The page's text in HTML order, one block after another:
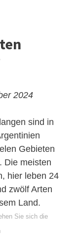
2024
sind in
Gebieten
Die meisten
hier leben 24
zwölf Arten
Land.
Sie sich die